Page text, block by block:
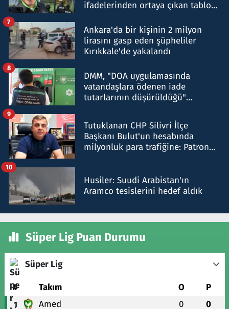
ifadelerinden ortaya çıkan tablo
Ankara'da bir kişinin 2 milyon
lirasını gasp eden şüpheliler
Kırıkkale'de yakalandı
7
DMM, "DOA uygulamasında
vatandaşlara ödenen iade
tutarlarının düşürüldüğü"
8
Tutuklanan CHP Silivri İlçe
Başkanı Bulut'un hesabında
milyonluk para trafiğine: Patron
9
Husiler: Suudi Arabistan'ın
Aramco tesislerini hedef aldık
10
Süper Lig Puan Durumu
Süper Lig
# Takım O P
1 Amed 0 0